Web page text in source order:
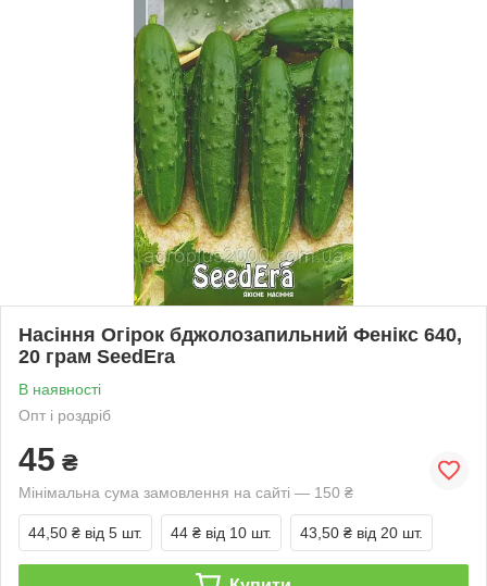
Насіння Огірок бджолозапильний Фенікс 640,
20 грам SeedEra
В наявності
Опт і роздріб
45 ₴
Мінімальна сума замовлення на сайті — 150 ₴
44,50 ₴ від 5 шт. 44 ₴ від 10 шт. 43,50 ₴ від 20 шт.